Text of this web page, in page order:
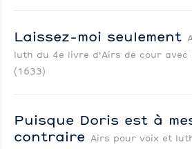
Laissez-moi seulement
luth du 4e livre d'Airs de cour
(1633)
Puisque Doris est à
contraire Airs pour voix et